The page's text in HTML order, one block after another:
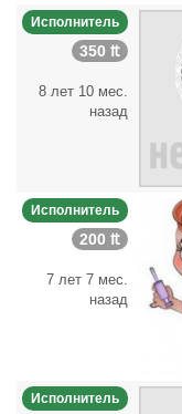
Исполнитель
350 ₶
8 лет 10 мес.
назад
Исполнитель
200 ₶
7 лет 7 мес.
назад
Исполнитель